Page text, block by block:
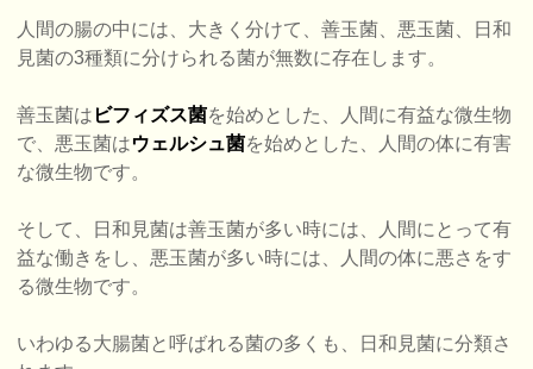
人間の腸の中には、大きく分けて、善玉菌、悪玉菌、日和
見菌の3種類に分けられる菌が無数に存在します。
善玉菌は ビフィズス菌を始めとした、人間に有益な微生物
で、悪玉菌はウェルシュ菌を始めとした、人間の体に有害
な微生物です。
そして、日和見菌は善玉菌が多い時には、人間にとって有
益な働きをし、悪玉菌が多い時には、人間の体に悪さをす
る微生物です。
いわゆる大腸菌と呼ばれる菌の多くも、日和見菌に分類さ